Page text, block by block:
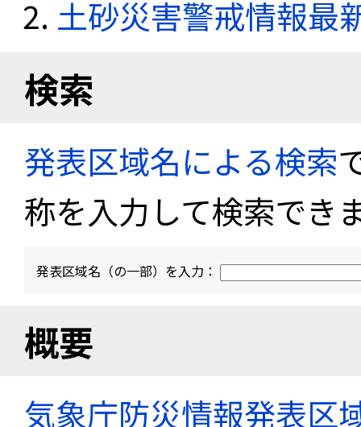
土砂災害警戒情報最
検索
発表区域名による検索
称を入力して検索でき
発表区域名（の一部）を入力：
概要
気象庁防災情報発表区